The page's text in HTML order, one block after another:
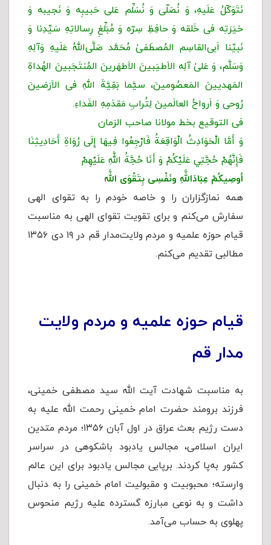
نَتَوَکّلُ عَلَیهِ، وَ نُصَلّی وَ نُسَلِّم عَلی حَبیبِه وَ نَجیبه وَ
خیَرَتِه فی خَلقه وَ حافِظِ سِرّه وَ مُبَلِّغِ رِسالاتِهِ سَیِّدِنا وَ
نَبیِّنا اَبی‌القاسِم المُصطَفیٰ مُحَمَّد صَلَّى‌اللهُ عَلَیهِ وَآلِهِ
وَسَلَّم، وَ عَلیٰ آلِه الاَطیَبینَ الاَطهَرینَ المُنتَجَبینَ الهُداةِ
المَهدیینَ المَعصُومینَ، سیَّما بَقِیَّةَ اللهِ فی الاَرَضینَ
رُوحی وَ اَرواحُ العالَمینَ لِتُرابِ مَقدَمِهِ الفَداءِ.
فی التوقیع بخط مولانا صاحب الزمان
وَ أَمَّا الْحَوَادِثُ‌ الْوَاقِعَةُ فَارْجِعُوا فِيهَا إِلَى رُوَاةِ أَحَادِیثِنَا
فَإِنَّهُمْ حُجَّتِي عَلَيْكُمْ وَ أَنَا حُجَّةُ اللَّهِ عَلَيْهِمْ
اُوصِیكُمْ عِبَادَاللَّهِ ونَفْسِی بِتَقْوَى اللَّه
همه نمازگزاران را و خاصه خودم را به تقوای الهی
سفارش می‌کنم و برای تقویت تقوای الهی به مناسبت
قیام حوزه علمیه و مردم ولایت‌مدار قم در ۱۹ دی ۱۳۵۶
مطالبی تقدیم می‌کنم.
قیام حوزه علمیه و مردم ولایت
مدار قم
به مناسبت شهادت آیت الله سید مصطفی خمینی،
فرزند برومند حضرت امام خمینی رحمت الله علیه به
دست رژیم بعث عراق در اول آبان ۱۳۵۶؛ مردم متدین
ایران اسلامی، مجالس یادبود باشکوهی در سراسر
کشور به‌پا کردند. برپایی مجالس یادبود برای این عالم
وارسته؛ محبوبیت و مقبولیت امام خمینی را به دنبال
داشت و به نوعی مبارزه گسترده علیه رژیم منحوس
پهلوی به حساب می‌آمد.